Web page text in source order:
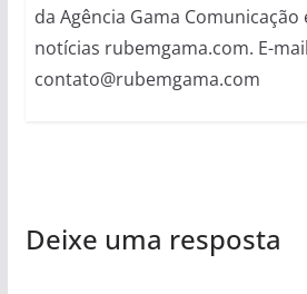
da Agência Gama
notícias rubemgama.com. E-
contato@rubemgama.com
Deixe uma resposta